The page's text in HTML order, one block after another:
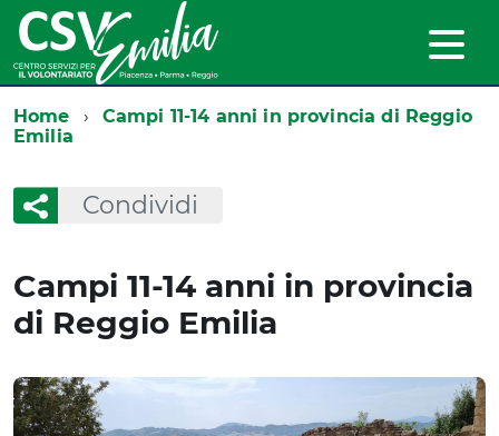
Home
Campi 11-14 anni in provincia di Reggio
Emilia
Campi 11-14 anni in provincia
di Reggio Emilia
Condividi